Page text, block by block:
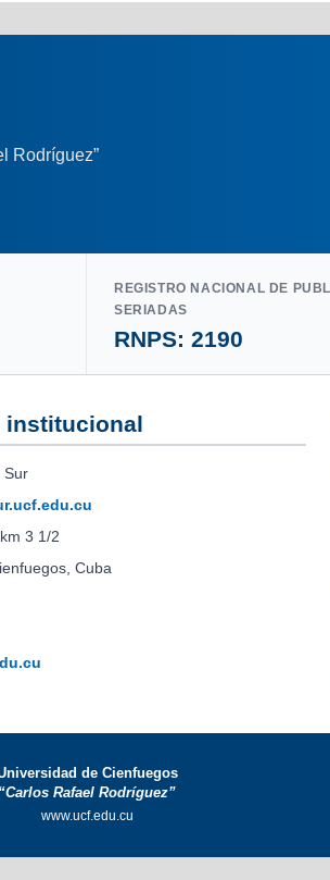
Rodríguez”
REGISTRO NACIONAL DE
SERIADAS
RNPS: 2190
institucional
Sur
3 1/2
Cuba
de Cienfuegos
“Carlos Rafael Rodríguez”
www.ucf.edu.cu